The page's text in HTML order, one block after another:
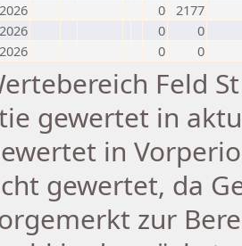
0 2177
0
0
0 0
Feld
gewertet in
in
gewertet, da
zur